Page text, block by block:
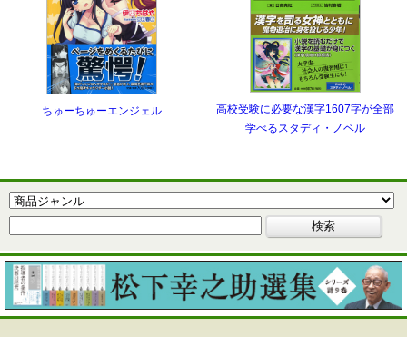
ちゅーちゅーエンジェル
高校受験に必要な漢字1607字が全部
学べるスタディ・ノベル